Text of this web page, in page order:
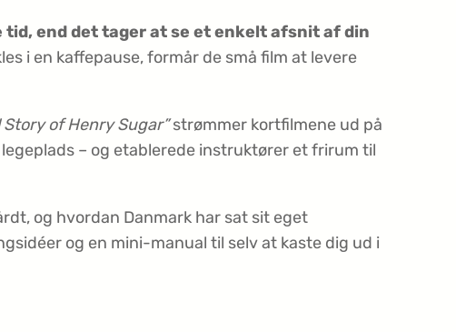
end det tager at se et enkelt afsnit af din
i en kaffepause, formår de små film at levere
Story of Henry Sugar”strømmer kortfilmene ud på
– og etablerede instruktører et frirum til
og hvordan Danmark har sat sit eget
og en mini-manual til selv at kaste dig ud i